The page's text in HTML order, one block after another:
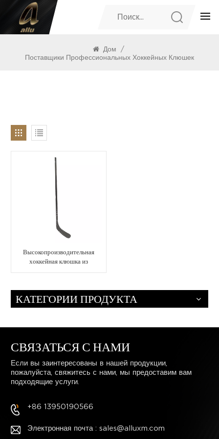
ПРОДУКТЫ
Дом
/
Поставщики Профессиональных Хоккейных Клюшек
Высокопроизводительная
хоккейная клюшка из
игроков
КАТЕГОРИИ ПРОДУКТА
СВЯЗАТЬСЯ С НАМИ
Если вы заинтересованы в нашей продукции,
пожалуйста, свяжитесь с нами, мы предоставим вам
подходящие услуги.
+86 13950190566
Электронная почта : sales@alluxm.com